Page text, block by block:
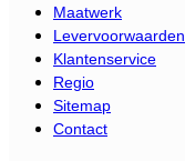
Maatwerk
Levervoorwaarden
Klantenservice
Regio
Sitemap
Contact